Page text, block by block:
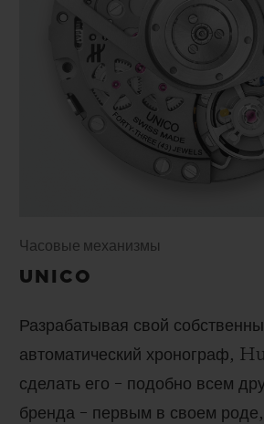
Часовые механизмы
UNICO
Разрабатывая свой
автоматический хронограф,
сделать его – подобно всем
бренда – первым в своем